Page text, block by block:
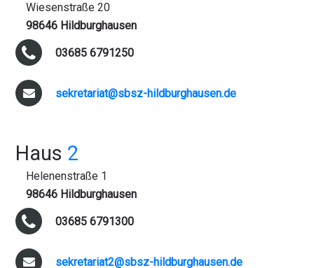
Wiesenstraße 20
98646 Hildburghausen
03685 6791250
sekretariat@sbsz-hildburghausen.de
Haus 2
Helenenstraße 1
98646 Hildburghausen
03685 6791300
sekretariat2@sbsz-hildburghausen.de